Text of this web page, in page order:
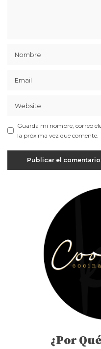
Guarda mi nombre, correo
la próxima vez que comente.
¿Por